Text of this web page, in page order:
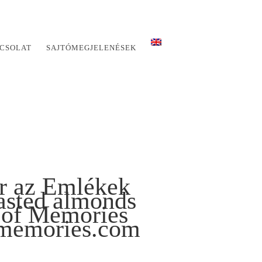
SAJTÓMEGJELENÉSEK
az Emlékek
almonds
Memories